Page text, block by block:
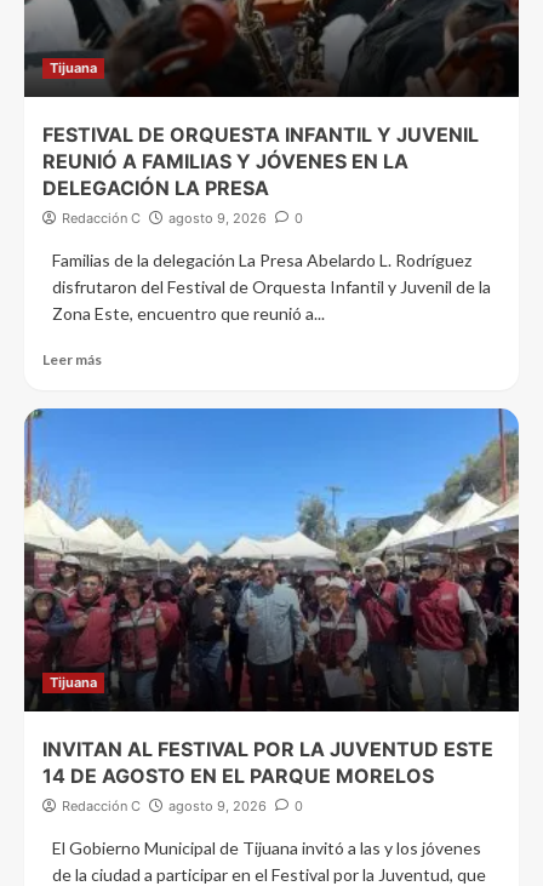
Tijuana
FESTIVAL DE ORQUESTA INFANTIL Y JUVENIL
REUNIÓ A FAMILIAS Y JÓVENES EN LA
DELEGACIÓN LA PRESA
Redacción C agosto 9, 2026 0
Familias de la delegación La Presa Abelardo L. Rodríguez
disfrutaron del Festival de Orquesta Infantil y Juvenil de la
Zona Este, encuentro que reunió a...
Leer más
Tijuana
INVITAN AL FESTIVAL POR LA JUVENTUD ESTE
14 DE AGOSTO EN EL PARQUE MORELOS
Redacción C agosto 9, 2026 0
El Gobierno Municipal de Tijuana invitó a las y los jóvenes
de la ciudad a participar en el Festival por la Juventud, que